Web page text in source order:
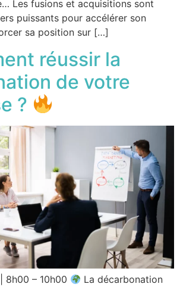
Les fusions et acquisitions sont
puissants pour accélérer son
sa position sur […]
réussir la
de votre
?
8h00 – 10h00
La décarbonation